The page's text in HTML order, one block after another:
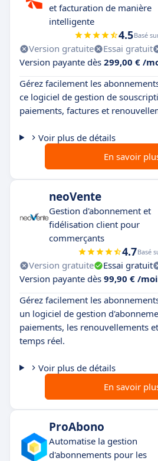
et facturation de manière
intelligente
4.5Basé
Version gratuite Essai gratuit
Version payante dès 299,00 € /
Gérez facilement les
ce logiciel de gestion de
paiements, factures et
Voir plus de détails
En savoir
neoVente
Gestion d'abonnement et
fidélisation client pour
commerçants
4.7Basé
Version gratuite Essai gratuit
Version payante dès 99,90 € /
Gérez facilement les
un logiciel de gestion
paiements, les renouvellements
temps réel.
Voir plus de détails
En savoir
ProAbono
Automatise la gestion
d'abonnements pour les